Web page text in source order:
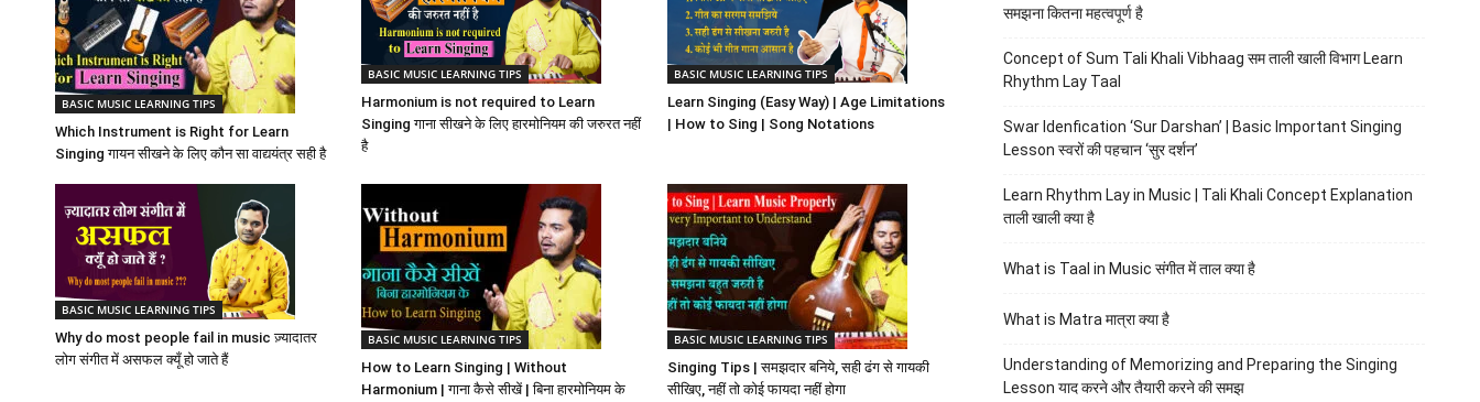
BASIC MUSIC LEARNING TIPS
Which Instrument is Right for Learn
Singing गायन सीखने के लिए कौन सा वाद्ययंत्र सही है
BASIC MUSIC LEARNING TIPS
Harmonium is not required to Learn
Singing गाना सीखने के लिए हारमोनियम की जरुरत नहीं
है
BASIC MUSIC LEARNING TIPS
Learn Singing (Easy Way) | Age Limitations
| How to Sing | Song Notations
BASIC MUSIC LEARNING TIPS
Why do most people fail in music ज़्यादातर
लोग संगीत में असफल क्यूँ हो जाते हैं
BASIC MUSIC LEARNING TIPS
How to Learn Singing | Without
Harmonium | गाना कैसे सीखें | बिना हारमोनियम के
BASIC MUSIC LEARNING TIPS
Singing Tips | समझदार बनिये, सही ढंग से गायकी
सीखिए, नहीं तो कोई फायदा नहीं होगा
समझना कितना महत्वपूर्ण है
Concept of Sum Tali Khali Vibhaag सम ताली खाली विभाग Learn
Rhythm Lay Taal
Swar Idenfication ‘Sur Darshan’ | Basic Important Singing
Lesson स्वरों की पहचान ‘सुर दर्शन’
Learn Rhythm Lay in Music | Tali Khali Concept Explanation
ताली खाली क्या है
What is Taal in Music संगीत में ताल क्या है
What is Matra मात्रा क्या है
Understanding of Memorizing and Preparing the Singing
Lesson याद करने और तैयारी करने की समझ